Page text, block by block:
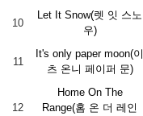
10
Let It Snow(렛 잇 스노
우)
11
It's only paper moon(이
츠 온니 페이퍼 문)
12
Home On The
Range(홈 온 더 레인